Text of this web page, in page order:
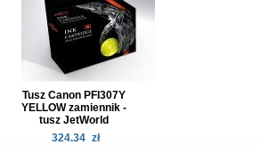
Tusz Canon PFI307Y
YELLOW zamiennik -
tusz JetWorld
324.34 zł